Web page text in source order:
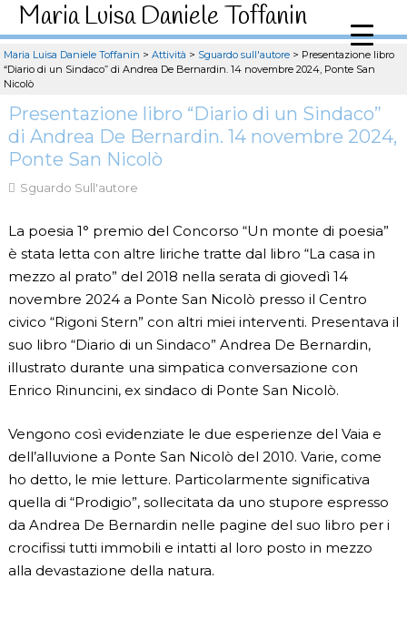
Maria Luisa Daniele Toffanin
Maria Luisa Daniele Toffanin > Attività > Sguardo sull'autore > Presentazione libro
“Diario di un Sindaco” di Andrea De Bernardin. 14 novembre 2024, Ponte San
Nicolò
Presentazione libro “Diario di un Sindaco”
di Andrea De Bernardin. 14 novembre 2024,
Ponte San Nicolò
Sguardo Sull'autore
La poesia 1° premio del Concorso “Un monte di poesia”
è stata letta con altre liriche tratte dal libro “La casa in
mezzo al prato” del 2018 nella serata di giovedì 14
novembre 2024 a Ponte San Nicolò presso il Centro
civico “Rigoni Stern” con altri miei interventi. Presentava il
suo libro “Diario di un Sindaco” Andrea De Bernardin,
illustrato durante una simpatica conversazione con
Enrico Rinuncini, ex sindaco di Ponte San Nicolò.
Vengono così evidenziate le due esperienze del Vaia e
dell’alluvione a Ponte San Nicolò del 2010. Varie, come
ho detto, le mie letture. Particolarmente significativa
quella di “Prodigio”, sollecitata da uno stupore espresso
da Andrea De Bernardin nelle pagine del suo libro per i
crocifissi tutti immobili e intatti al loro posto in mezzo
alla devastazione della natura.